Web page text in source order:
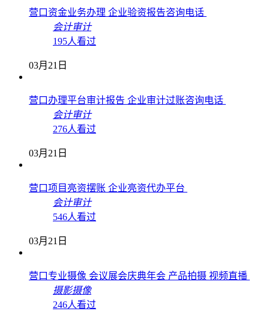
营口资金业务办理 企业验资报告咨询电话
195人看过
营口办理平台审计报告 企业审计过账咨询电话
276人看过
03月21日
营口项目亮资摆账 企业亮资代办平台
会计审计
03月21日